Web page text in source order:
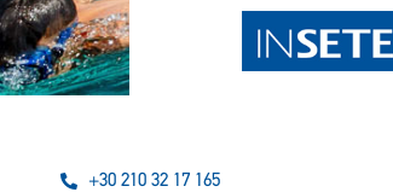
+30 210 32 17 165